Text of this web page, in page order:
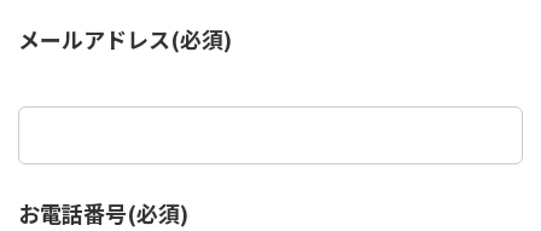
メールアドレス(必須)
お電話番号(必須)